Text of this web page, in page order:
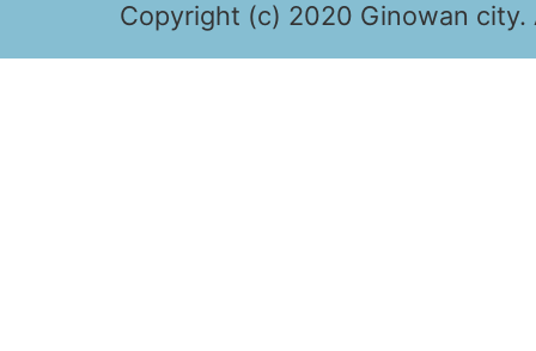
Copyright (c) 2020 Ginowan city.